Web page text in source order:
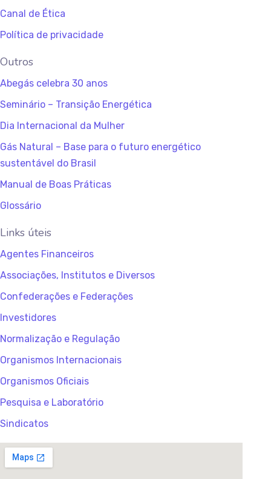
Canal de Ética
Política de privacidade
Outros
Abegás celebra 30 anos
Seminário – Transição Energética
Dia Internacional da Mulher
Gás Natural – Base para o futuro energético
sustentável do Brasil
Manual de Boas Práticas
Glossário
Links úteis
Agentes Financeiros
Associações, Institutos e Diversos
Confederações e Federações
Investidores
Normalização e Regulação
Organismos Internacionais
Organismos Oficiais
Pesquisa e Laboratório
Sindicatos